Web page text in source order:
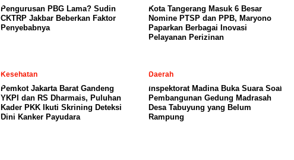
Pengurusan PBG Lama? Sudin
CKTRP Jakbar Beberkan Faktor
Penyebabnya
Kota Tangerang Masuk 6 Besar
Nomine PTSP dan PPB, Maryono
Paparkan Berbagai Inovasi
Pelayanan Perizinan
Kesehatan
Pemkot Jakarta Barat Gandeng
YKPI dan RS Dharmais, Puluhan
Kader PKK Ikuti Skrining Deteksi
Dini Kanker Payudara
Daerah
Inspektorat Madina Buka Suara Soal
Pembangunan Gedung Madrasah
Desa Tabuyung yang Belum
Rampung